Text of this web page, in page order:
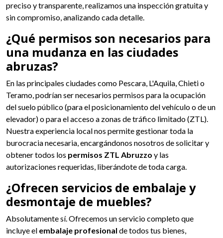
preciso y transparente, realizamos una inspección gratuita y
sin compromiso, analizando cada detalle.
¿Qué permisos son necesarios para
una mudanza en las ciudades
abruzas?
En las principales ciudades como Pescara, L'Aquila, Chieti o
Teramo, podrían ser necesarios permisos para la ocupación
del suelo público (para el posicionamiento del vehículo o de un
elevador) o para el acceso a zonas de tráfico limitado (ZTL).
Nuestra experiencia local nos permite gestionar toda la
burocracia necesaria, encargándonos nosotros de solicitar y
obtener todos los permisos ZTL Abruzzo y las
autorizaciones requeridas, liberándote de toda carga.
¿Ofrecen servicios de embalaje y
desmontaje de muebles?
Absolutamente sí. Ofrecemos un servicio completo que
incluye el embalaje profesional de todos tus bienes,